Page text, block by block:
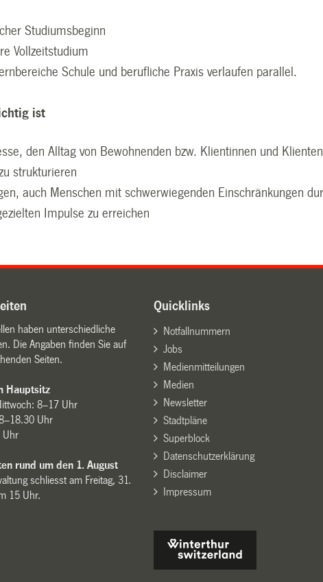
Studiumsbeginn
Vollzeitstudium
Schule und berufliche Praxis verlaufen parallel.
ist
den Alltag von Bewohnenden bzw. Klientinnen und Klienten
strukturieren
auch Menschen mit schwerwiegenden Einschränkungen
Impulse zu erreichen
haben unterschiedliche
Die Angaben finden Sie auf
Seiten.
Hauptsitz
8–17 Uhr
Uhr
Uhr
rund um den 1. August
schliesst am Freitag, 31.
15 Uhr.
Quicklinks
Notfallnummern
Jobs
Medienmitteilungen
Medien
Newsletter
Stadtpläne
Superblock
Datenschutzerklärung
Disclaimer
Impressum